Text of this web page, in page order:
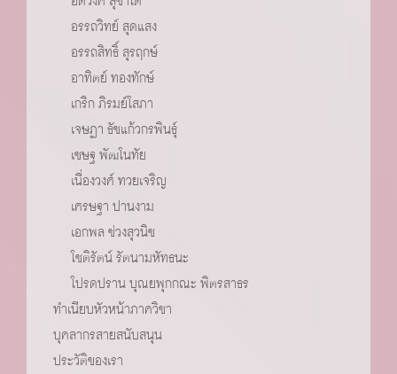
อรรถวิทย์ สุดแสง
อรรถสิทธิ์ สุรฤกษ์
อาทิตย์ ทองทักษ์
เกริก ภิรมย์โสภา
เจษฏา ธัชแก้วกรพินธ์ุ
เชษฐ พัฒโนทัย
เนื่องวงศ์ ทวยเจริญ
เศรษฐา ปานงาม
เอกพล ช่วงสุวนิช
โชติรัตน์ รัตนามหัทธนะ
โปรดปราน บุณยพุกกณะ พิตรสาธร
ทำเนียบหัวหน้าภาควิชา
บุคลากรสายสนับสนุน
ประวัติของเรา